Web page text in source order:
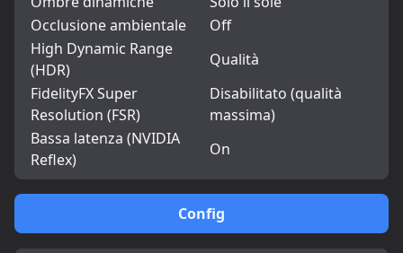
Config
Occlusione ambientale
Off
High Dynamic Range
(HDR)
Qualità
FidelityFX Super
Resolution (FSR)
Disabilitato (qualità
massima)
Bassa latenza (NVIDIA
Reflex)
On